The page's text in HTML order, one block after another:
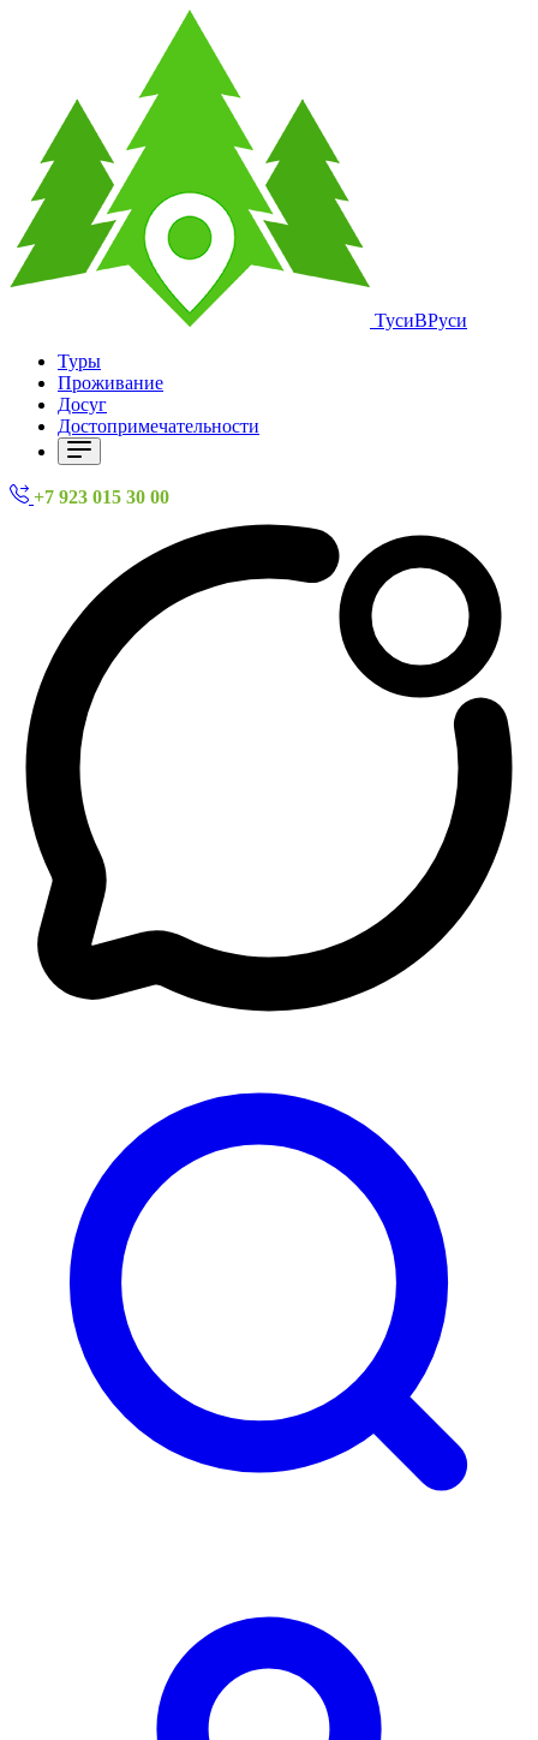
ТусиВРуси
Туры
Проживание
Досуг
Достопримечательности
+7 923 015 30 00